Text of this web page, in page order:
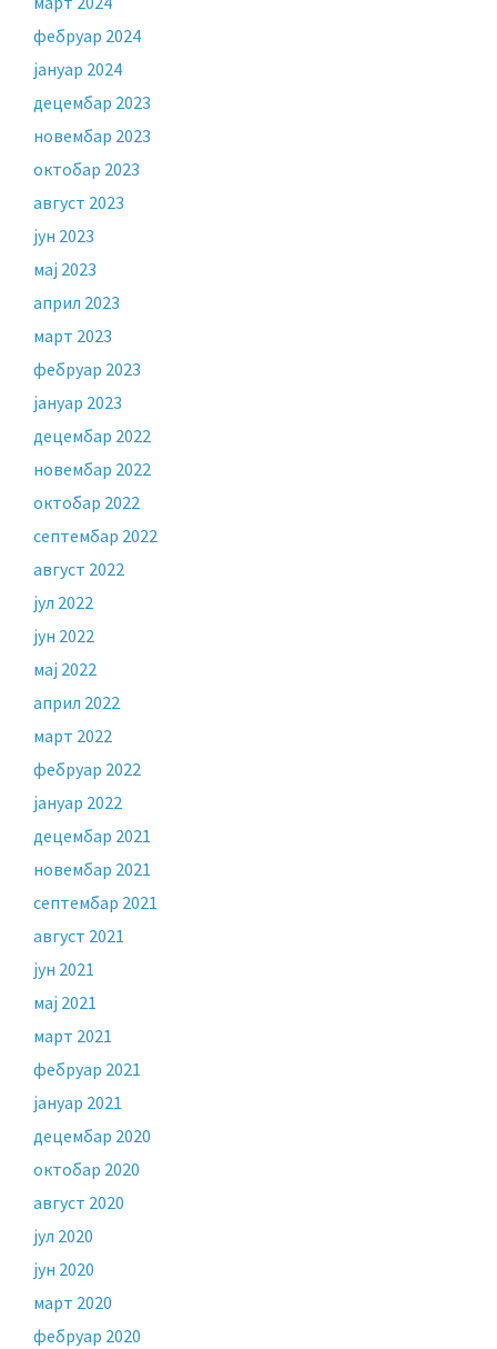
фебруар 2024
јануар 2024
децембар 2023
новембар 2023
октобар 2023
август 2023
јун 2023
мај 2023
април 2023
март 2023
фебруар 2023
јануар 2023
децембар 2022
новембар 2022
октобар 2022
септембар 2022
август 2022
јул 2022
јун 2022
мај 2022
април 2022
март 2022
фебруар 2022
јануар 2022
децембар 2021
новембар 2021
септембар 2021
август 2021
јун 2021
мај 2021
март 2021
фебруар 2021
јануар 2021
децембар 2020
октобар 2020
август 2020
јул 2020
јун 2020
март 2020
фебруар 2020